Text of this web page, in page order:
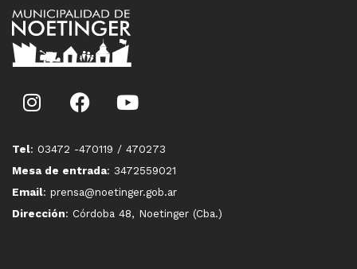
Tel: 03472 -470119 / 470273
Mesa de entrada: 3472559021
Email: prensa@noetinger.gob.ar
Dirección: Córdoba 48, Noetinger (Cba.)